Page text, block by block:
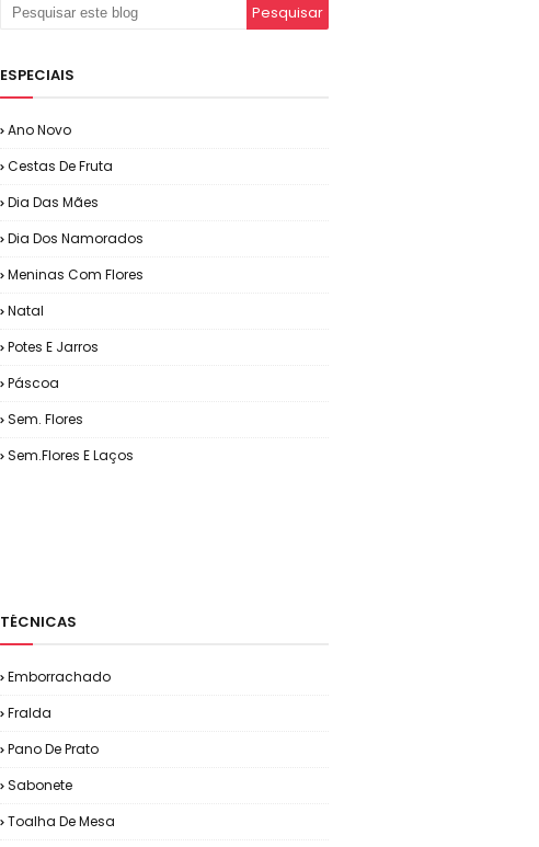
ESPECIAIS
Ano Novo
Cestas De Fruta
Dia Das Mães
Dia Dos Namorados
Meninas Com Flores
Natal
Potes E Jarros
Páscoa
Sem. Flores
Sem.Flores E Laços
TÉCNICAS
Emborrachado
Fralda
Pano De Prato
Sabonete
Toalha De Mesa